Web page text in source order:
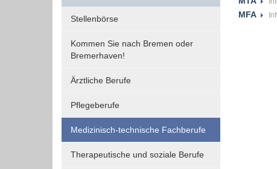
Stellenbörse
Kommen Sie nach Bremen oder
Bremerhaven!
Ärztliche Berufe
Pflegeberufe
Medizinisch-technische Fachberufe
Therapeutische und soziale Berufe
MFA
Funktionen und sind für die einwandfreie Funktion
Einverständnis-Cookie
Dieser Cookie speichert die
Optionen des Benutzers